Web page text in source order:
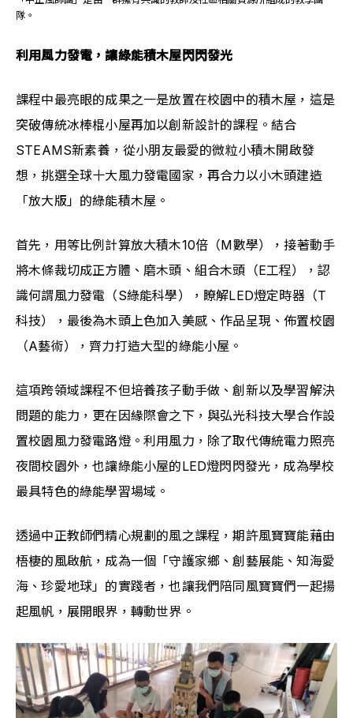
隊。
利用風力發電，讓綠能積木屋閃閃發光
課程中最亮眼的成果之一是放置在校園中的積木屋，這是
突破傳統冰棒棍小屋再加以創新設計的課程。結合
STEAMS新素養，從小朋友最愛的微粒小積木開啟發
想，挑選全球十大風力發電國家，再合力以小木頭建造
「放大版」的綠能積木屋。
首先，用等比例計算放大積木10倍（M數學），接著動手
將木條裁切成正方體、磨木頭、組合木頭（E工程），認
識何謂風力發電（S綠能科學），瞭解LED燈定時器（T
科技），最後為木頭上色加入美感、作品呈現、佈置校園
（A藝術），齊力打造大型的綠能小屋。
這項跨領域課程不但培養孩子動手做、創新以及學習解決
問題的能力，更在因緣際會之下，與弘光科技大學合作設
置校園風力發電路燈。利用風力，除了取代傳統電力照亮
夜間校園外，也讓綠能小屋的LED燈閃閃發光，成為學校
最具特色的綠能學習場域。
透過中正教師們精心規劃的風之課程，期許風寶寶能藉由
梧棲的風啟航，成為一個「守護家鄉、創藝展能、知海愛
海、珍愛地球」的實踐者，也讓我們陪同風寶寶們一起揚
起風帆，展開眼界，轉動世界。